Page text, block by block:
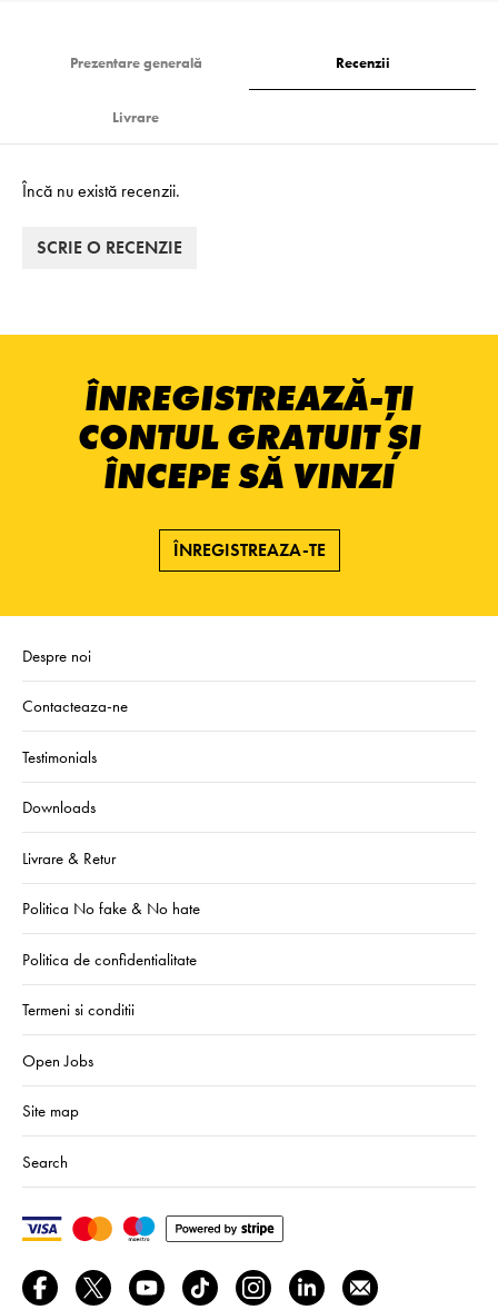
Prezentare generală Recenzii
Livrare
Încă nu există recenzii.
SCRIE O RECENZIE
ÎNREGISTREAZĂ-ȚI
CONTUL GRATUIT ȘI
ÎNCEPE SĂ VINZI
ÎNREGISTREAZA-TE
Despre noi
Contacteaza-ne
Testimonials
Downloads
Livrare & Retur
Politica No fake & No hate
Politica de confidentialitate
Termeni si conditii
Open Jobs
Site map
Search